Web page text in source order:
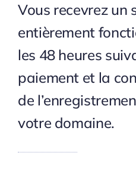
Vous recevrez un
entièrement
les 48 heures
paiement et la
de
votre domaine.